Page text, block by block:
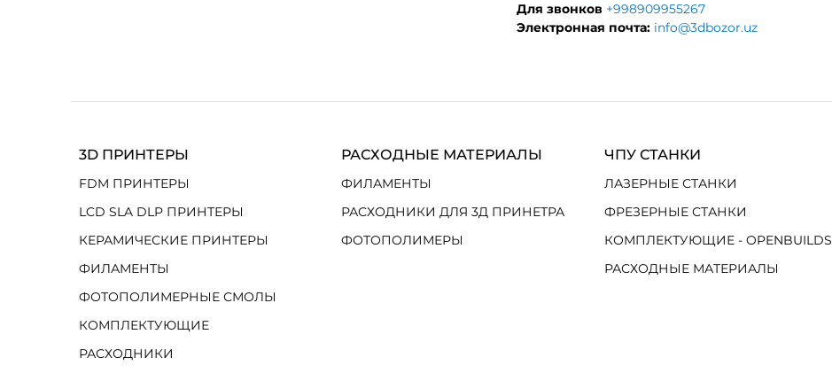
Для звонков +998909955267
Электронная почта: info@3dbozor.uz
3D ПРИНТЕРЫ
FDM ПРИНТЕРЫ
LCD SLA DLP ПРИНТЕРЫ
КЕРАМИЧЕСКИЕ ПРИНТЕРЫ
ФИЛАМЕНТЫ
ФОТОПОЛИМЕРНЫЕ СМОЛЫ
КОМПЛЕКТУЮЩИЕ
РАСХОДНИКИ
РАСХОДНЫЕ МАТЕРИАЛЫ
ФИЛАМЕНТЫ
РАСХОДНИКИ ДЛЯ 3Д ПРИНЕТРА
ФОТОПОЛИМЕРЫ
ЧПУ СТАНКИ
ЛАЗЕРНЫЕ СТАНКИ
ФРЕЗЕРНЫЕ СТАНКИ
КОМПЛЕКТУЮЩИЕ - OPENBUILDS
РАСХОДНЫЕ МАТЕРИАЛЫ